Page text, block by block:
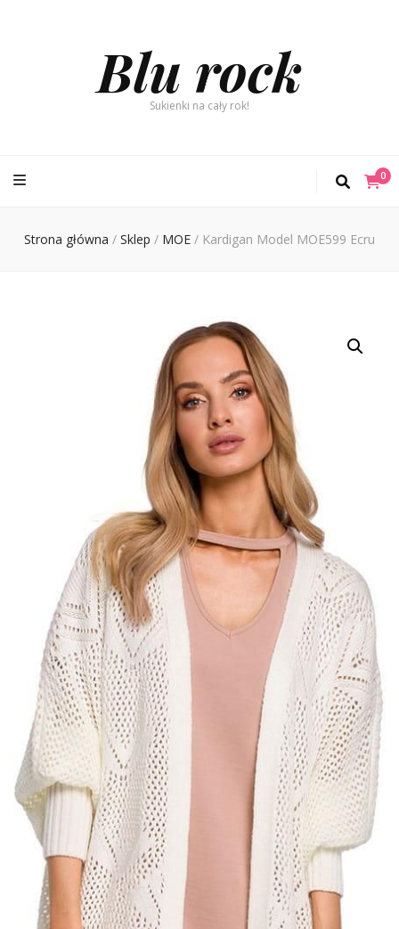
Blu rock
Sukienki na cały rok!
0
Strona główna / Sklep / MOE / Kardigan Model MOE599 Ecru